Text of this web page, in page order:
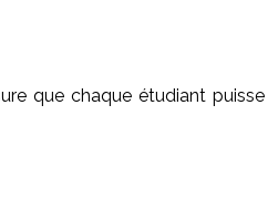
que chaque étudiant